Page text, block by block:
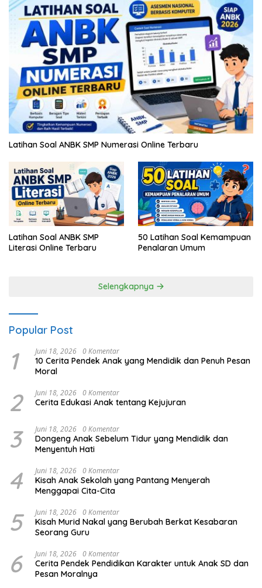
Latihan Soal ANBK SMP Numerasi Online Terbaru
Latihan Soal ANBK SMP
Literasi Online Terbaru
50 Latihan Soal Kemampuan
Penalaran Umum
Selengkapnya
Popular Post
1 Juni 18, 2026 0 Komentar
10 Cerita Pendek Anak yang Mendidik dan Penuh Pesan
Moral
2 Juni 18, 2026 0 Komentar
Cerita Edukasi Anak tentang Kejujuran
3 Juni 18, 2026 0 Komentar
Dongeng Anak Sebelum Tidur yang Mendidik dan
Menyentuh Hati
4 Juni 18, 2026 0 Komentar
Kisah Anak Sekolah yang Pantang Menyerah
Menggapai Cita-Cita
5 Juni 18, 2026 0 Komentar
Kisah Murid Nakal yang Berubah Berkat Kesabaran
Seorang Guru
6 Juni 18, 2026 0 Komentar
Cerita Pendek Pendidikan Karakter untuk Anak SD dan
Pesan Moralnya